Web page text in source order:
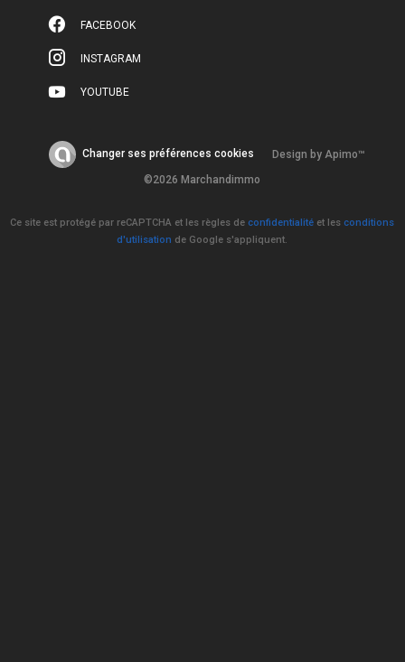
FACEBOOK
INSTAGRAM
YOUTUBE
Changer ses préférences cookies Design by Apimo™
©2026 Marchandimmo
Ce site est protégé par reCAPTCHA et les règles deconfidentialité et lesconditions
d'utilisation de Google s'appliquent.